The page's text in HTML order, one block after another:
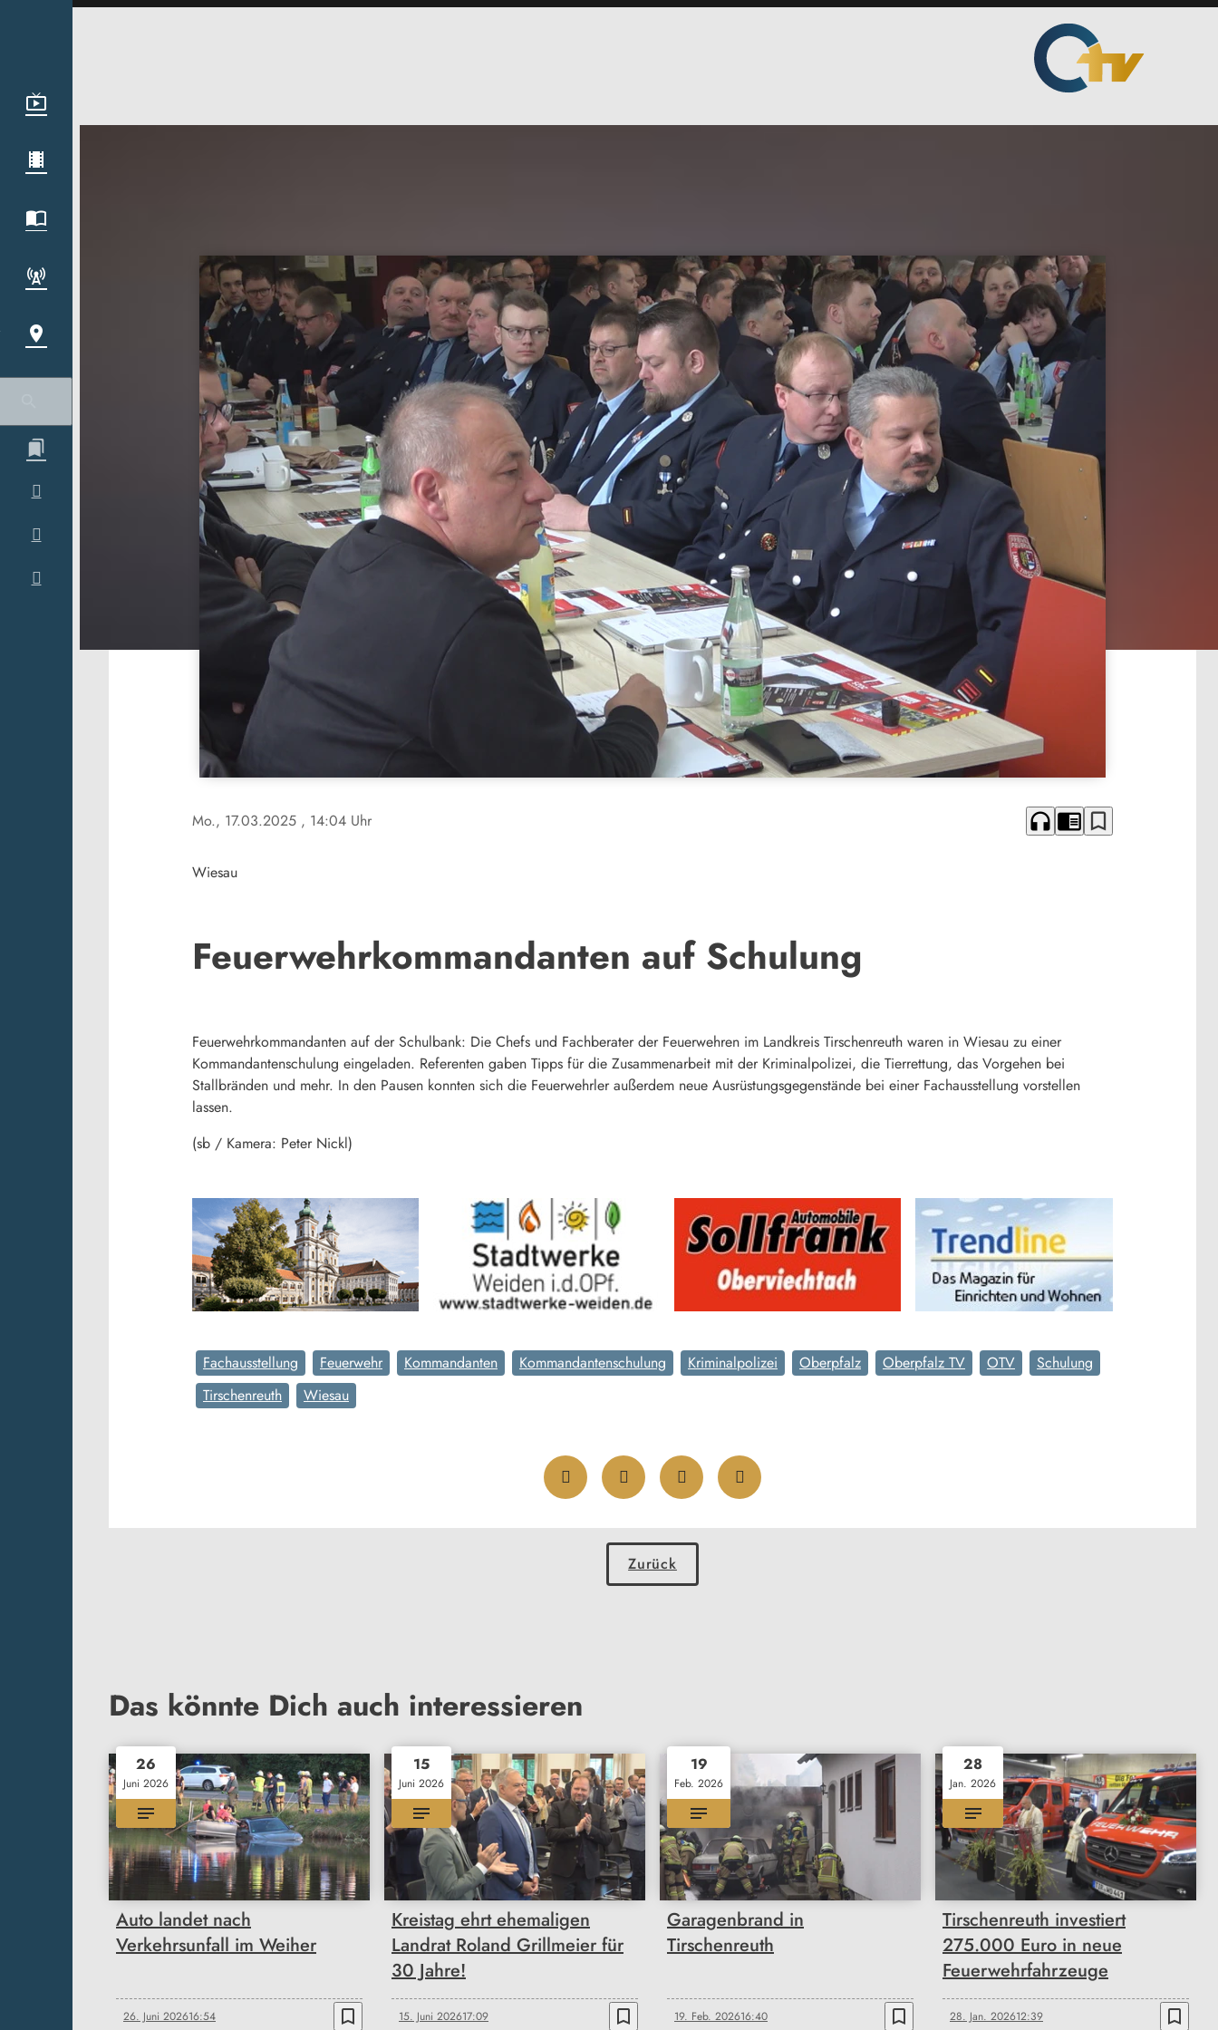
Mo., 17.03.2025 , 14:04 Uhr headphones chrome_reader_mode bookmark_border
Wiesau
Feuerwehrkommandanten auf Schulung
Feuerwehrkommandanten auf der Schulbank: Die Chefs und Fachberater der Feuerwehren im Landkreis Tirschenreuth waren in Wiesau zu einer
Kommandantenschulung eingeladen. Referenten gaben Tipps für die Zusammenarbeit mit der Kriminalpolizei, die Tierrettung, das Vorgehen bei
Stallbränden und mehr. In den Pausen konnten sich die Feuerwehrler außerdem neue Ausrüstungsgegenstände bei einer Fachausstellung vorstellen
lassen.
(sb / Kamera: Peter Nickl)
Fachausstellung Feuerwehr Kommandanten Kommandantenschulung Kriminalpolizei Oberpfalz Oberpfalz TV OTV
Schulung
Tirschenreuth
Wiesau
Zurück
Das könnte Dich auch interessieren
26
Juni 2026
Auto landet nach
Verkehrsunfall im Weiher
26. Juni 202616:54 bookmark_border
15
Juni 2026
Kreistag ehrt ehemaligen
Landrat Roland Grillmeier für
30 Jahre!
15. Juni 202617:09 bookmark_border
19
Feb. 2026
Garagenbrand in
Tirschenreuth
19. Feb. 202616:40 bookmark_border
28
Jan. 2026
Tirschenreuth investiert
275.000 Euro in neue
Feuerwehrfahrzeuge
28. Jan. 202612:39 bookmark_border